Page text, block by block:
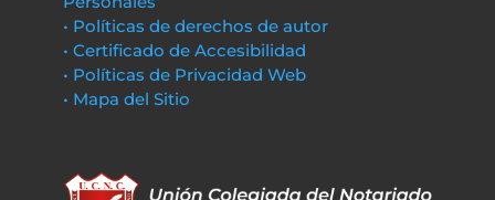
• Políticas de derechos de autor
• Certificado de Accesibilidad
• Políticas de Privacidad Web
• Mapa del Sitio